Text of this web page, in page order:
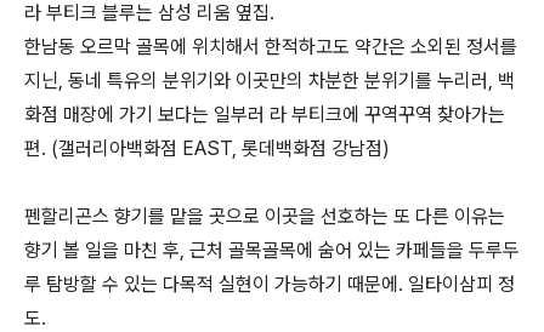
라 부티크 블루는 삼성 리움 옆집.
한남동 오르막 골목에 위치해서 한적하고도 약간은 소외된 정서를
지닌, 동네 특유의 분위기와 이곳만의 차분한 분위기를 누리러, 백
화점 매장에 가기 보다는 일부러 라 부티크에 꾸역꾸역 찾아가는
편. (갤러리아백화점 EAST, 롯데백화점 강남점)
펜할리곤스 향기를 맡을 곳으로 이곳을 선호하는 또 다른 이유는
향기 볼 일을 마친 후, 근처 골목골목에 숨어 있는 카페들을 두루두
루 탐방할 수 있는 다목적 실현이 가능하기 때문에. 일타이삼피 정
도.